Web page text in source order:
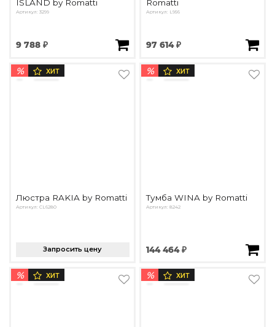
ISLAND by Romatti
Артикул: 3299
9 788 ₽
Romatti
Артикул: L956
97 614 ₽
% ХИТ
Люстра RAKIA by Romatti
Артикул: CL6280
Запросить цену
% ХИТ
Тумба WINA by Romatti
Артикул: 8242
144 464 ₽
% ХИТ % ХИТ